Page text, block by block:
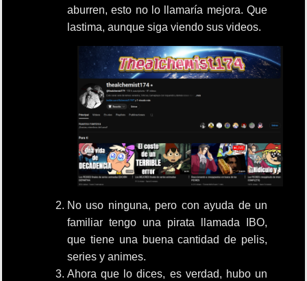
aburren, esto no lo llamaría mejora. Que
lastima, aunque siga viendo sus videos.
No uso ninguna, pero con ayuda de un
familiar tengo una pirata llamada IBO,
que tiene una buena cantidad de pelis,
series y animes.
Ahora que lo dices, es verdad, hubo un